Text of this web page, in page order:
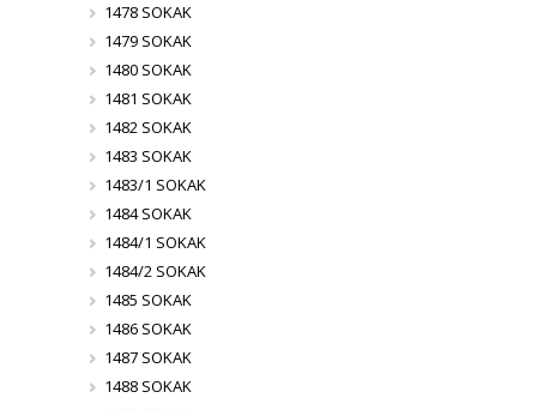
1478 SOKAK
1479 SOKAK
1480 SOKAK
1481 SOKAK
1482 SOKAK
1483 SOKAK
1483/1 SOKAK
1484 SOKAK
1484/1 SOKAK
1484/2 SOKAK
1485 SOKAK
1486 SOKAK
1487 SOKAK
1488 SOKAK